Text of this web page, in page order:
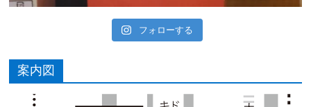
フォローする
案内図